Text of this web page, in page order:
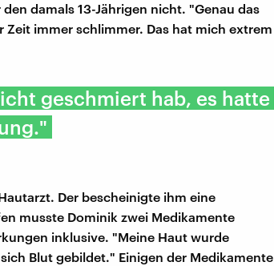
damals 13-Jährigen nicht. "Genau das
Zeit immer schlimmer. Das hat mich extrem
geschmiert hab, es hatte
Der bescheinigte ihm eine
musste Dominik zwei Medikamente
inklusive. "Meine Haut wurde
Blut gebildet." Einigen der Medikamente